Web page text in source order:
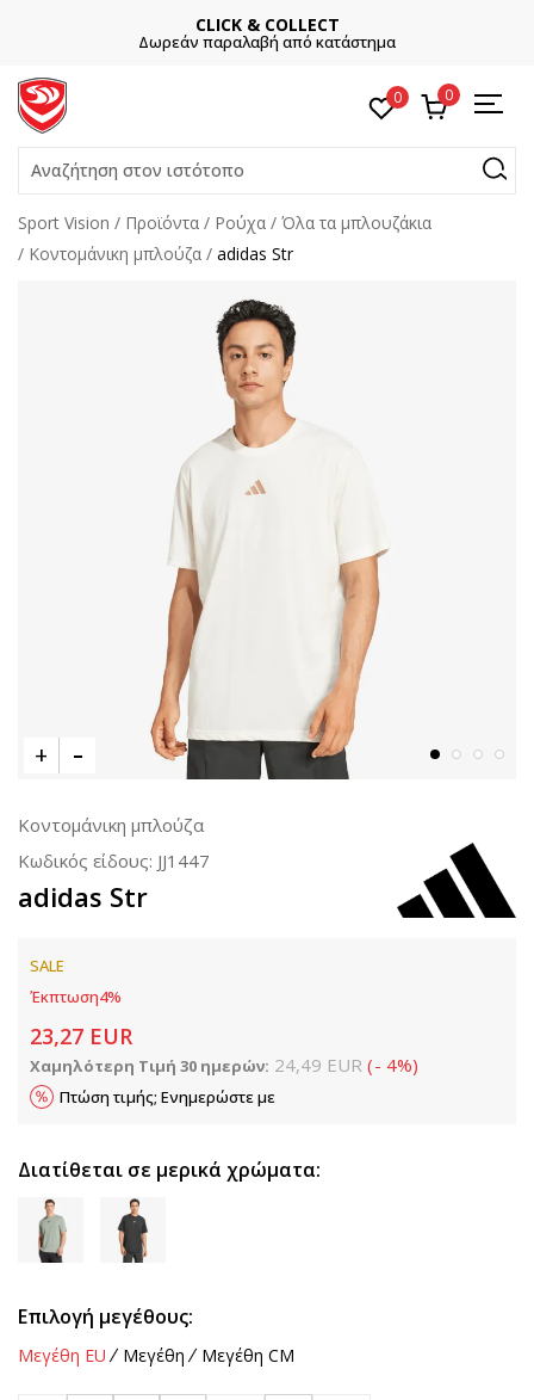
CLICK & COLLECT
Δωρεάν παραλαβή από κατάστημα
0 0
Αναζήτηση στον ιστότοπο
Sport Vision Προϊόντα Ρούχα
Όλα τα μπλουζάκια
Κοντομάνικη μπλούζα
adidas Str
Κοντομάνικη μπλούζα
Κωδικός είδους: JJ1447
adidas Str
SALE
Έκπτωση4%
23,27 EUR
Χαμηλότερη Τιμή 30 ημερών: 24,49 EUR (- 4%)
Πτώση τιμής; Ενημερώστε με
Διατίθεται σε μερικά χρώματα:
Επιλογή μεγέθους:
Μεγέθη EU Μεγέθη Μεγέθη CM